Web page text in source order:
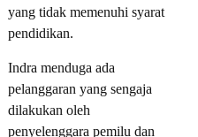
yang tidak memenuhi syarat
pendidikan.
Indra menduga ada
pelanggaran yang sengaja
dilakukan oleh
penyelenggara pemilu dan